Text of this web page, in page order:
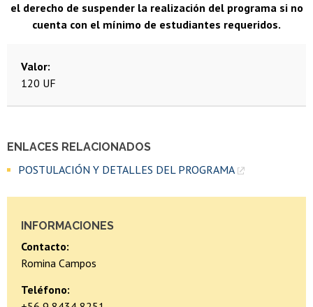
ENLACES RELACIONADOS
POSTULACIÓN Y DETALLES DEL PROGRAMA
INFORMACIONES
Contacto:
Romina Campos
Teléfono:
el derecho de suspender la realización del programa si no
cuenta con el mínimo de estudiantes requeridos.
Valor
120 UF